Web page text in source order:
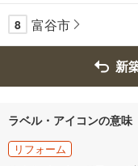
8 富谷市
新
ラベル・アイコンの意味
リフォーム